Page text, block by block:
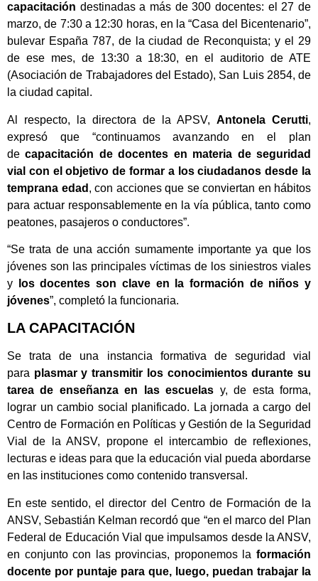
capacitación destinadas a más de 300 docentes: el 27 de
marzo, de 7:30 a 12:30 horas, en la “Casa del Bicentenario”,
bulevar España 787, de la ciudad de Reconquista; y el 29
de ese mes, de 13:30 a 18:30, en el auditorio de ATE
(Asociación de Trabajadores del Estado), San Luis 2854, de
la ciudad capital.
Al respecto, la directora de la APSV, Antonela Cerutti,
expresó que “continuamos avanzando en el plan
de capacitación de docentes en materia de seguridad
vial con el objetivo de formar a los ciudadanos desde la
temprana edad , con acciones que se conviertan en hábitos
para actuar responsablemente en la vía pública, tanto como
peatones, pasajeros o conductores”.
“Se trata de una acción sumamente importante ya que los
jóvenes son las principales víctimas de los siniestros viales
y los docentes son clave en la formación de niños y
jóvenes”, completó la funcionaria.
LA CAPACITACIÓN
Se trata de una instancia formativa de seguridad vial
para plasmar y transmitir los conocimientos durante su
tarea de enseñanza en las escuelas y, de esta forma,
lograr un cambio social planificado. La jornada a cargo del
Centro de Formación en Políticas y Gestión de la Seguridad
Vial de la ANSV, propone el intercambio de reflexiones,
lecturas e ideas para que la educación vial pueda abordarse
en las instituciones como contenido transversal.
En este sentido, el director del Centro de Formación de la
ANSV, Sebastián Kelman recordó que “en el marco del Plan
Federal de Educación Vial que impulsamos desde la ANSV,
en conjunto con las provincias, proponemos la formación
docente por puntaje para que, luego, puedan trabajar la